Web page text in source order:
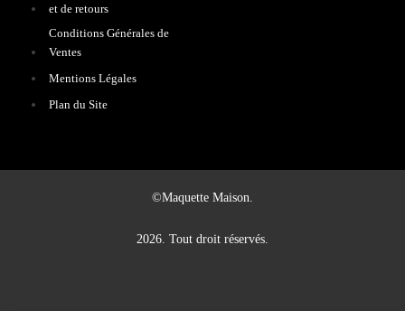
et de retours
Conditions Générales de
Ventes
Mentions Légales
Plan du Site
©Maquette Maison.
2026. Tout droit réservés.